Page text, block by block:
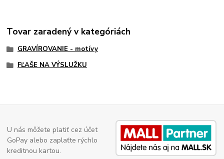
Tovar zaradený v kategóriách
GRAVÍROVANIE - motívy
FĽAŠE NA VÝSLUŽKU
U nás môžete platiť cez účet
GoPay alebo zaplaťte rýchlo
kreditnou kartou.